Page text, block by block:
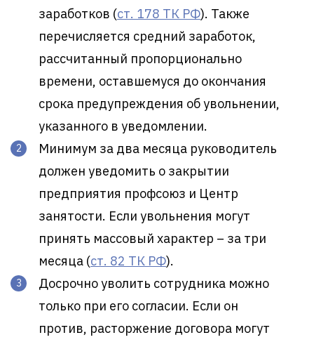
заработков (ст. 178 ТК РФ). Также
перечисляется средний заработок,
рассчитанный пропорционально
времени, оставшемуся до окончания
срока предупреждения об увольнении,
указанного в уведомлении.
Минимум за два месяца руководитель
должен уведомить о закрытии
предприятия профсоюз и Центр
занятости. Если увольнения могут
принять массовый характер – за три
месяца (ст. 82 ТК РФ).
Досрочно уволить сотрудника можно
только при его согласии. Если он
против, расторжение договора могут